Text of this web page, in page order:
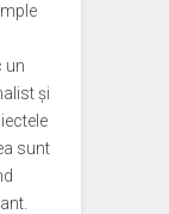
un
și
sunt